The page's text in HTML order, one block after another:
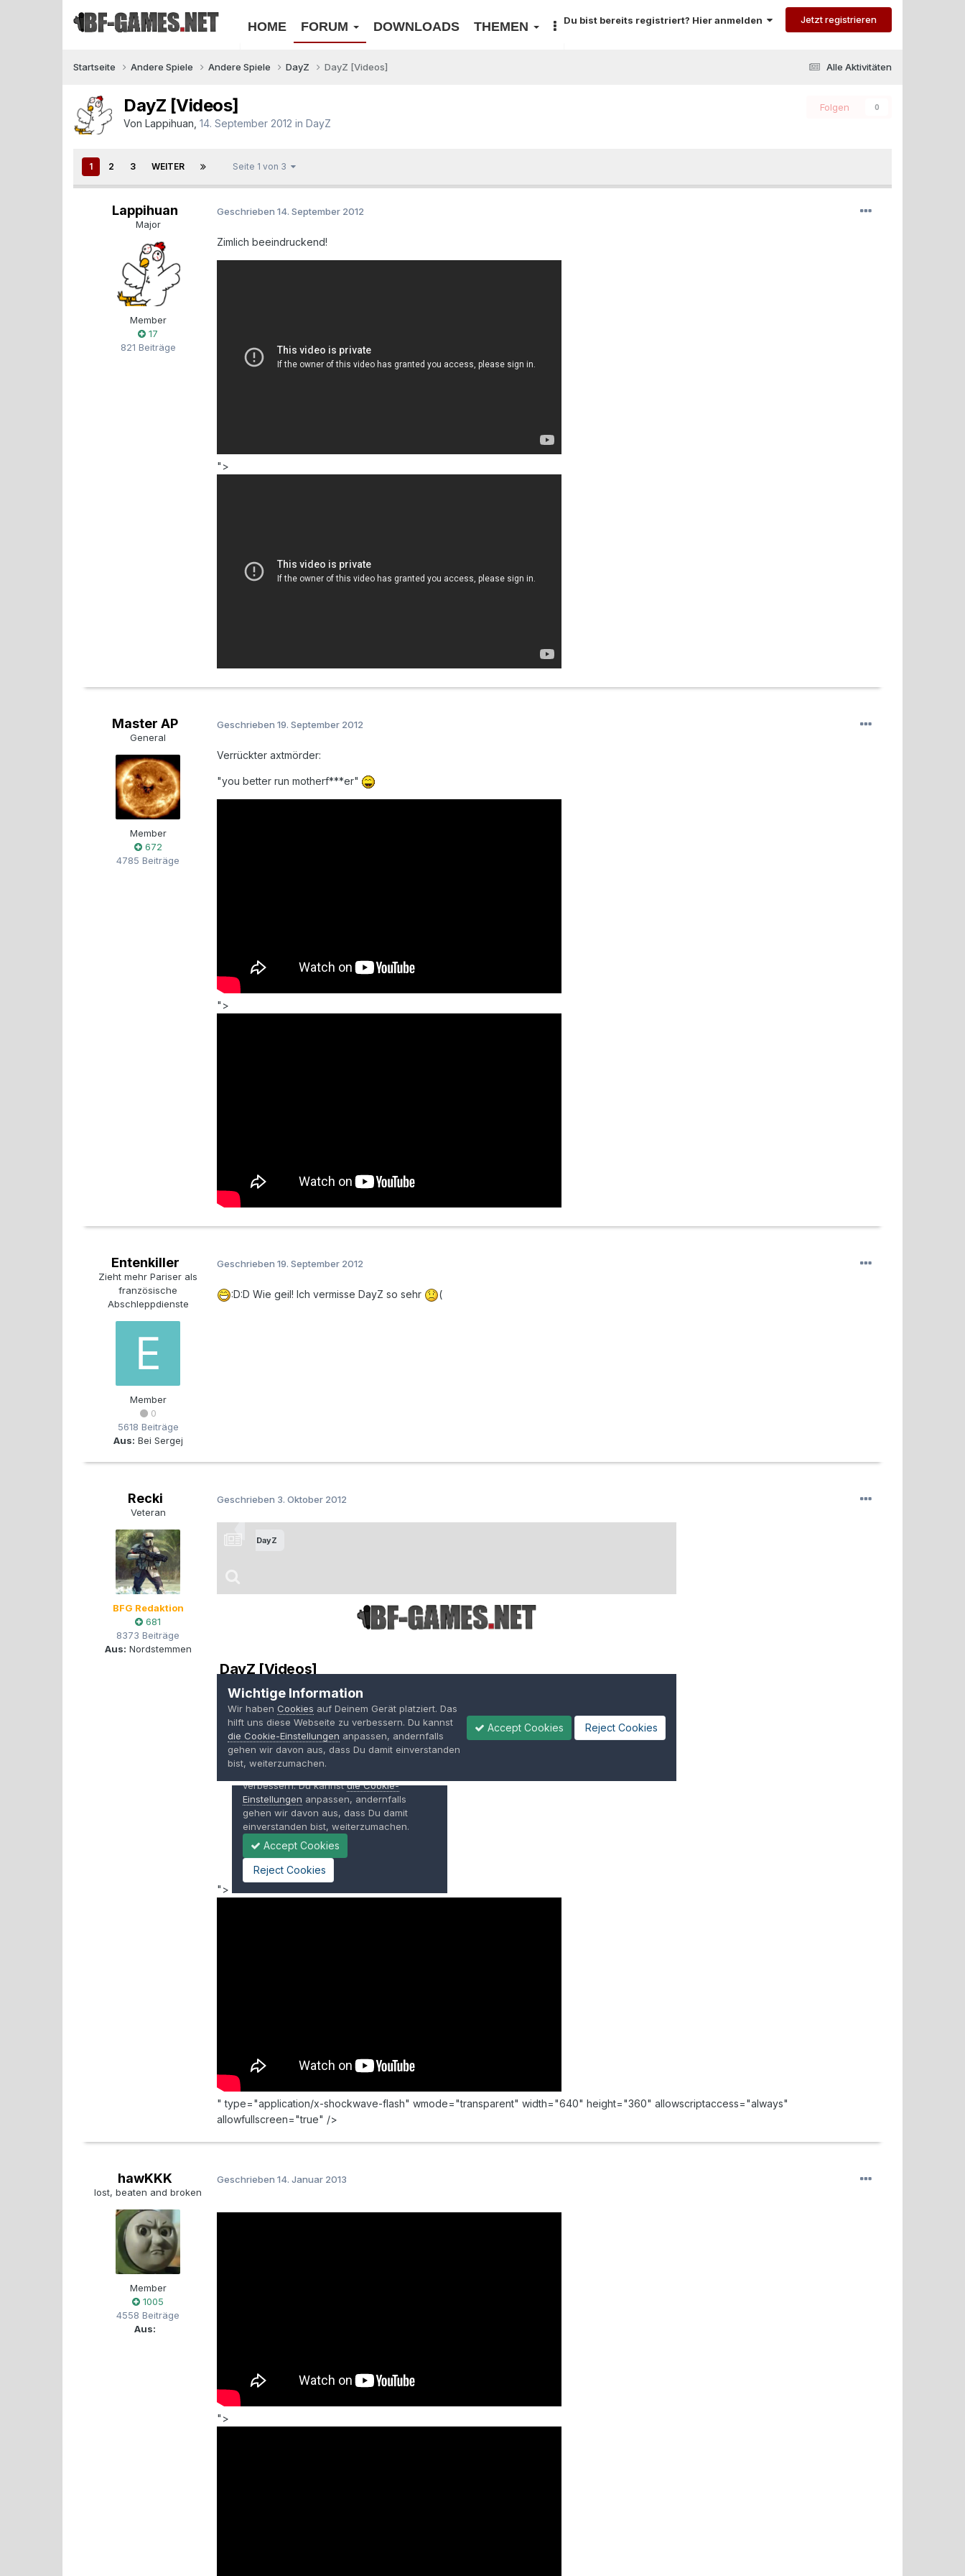
HOME FORUM DOWNLOADS THEMEN Du bist bereits registriert? Hier anmelden Jetzt registrieren
Alle Aktivitäten
Startseite Andere Spiele Andere Spiele DayZ DayZ [Videos]
Folgen 0
DayZ [Videos]
Von Lappihuan 14. September 2012 in DayZ
1 2 3 WEITER Seite 1 von 3
Lappihuan
Major
Member
17
821 Beiträge
Geschrieben 14. September 2012
Zimlich beeindruckend!
">
Master AP
General
Member
672
4785 Beiträge
Geschrieben 19. September 2012
Verrückter axtmörder:
"you better run motherf***er"
">
Entenkiller
Zieht mehr Pariser als
französische
Abschleppdienste
Member
0
5618 Beiträge
Aus: Bei Sergej
Geschrieben 19. September 2012
:D:D Wie geil! Ich vermisse DayZ so sehr (
Recki
Veteran
BFG Redaktion
681
8373 Beiträge
Aus: Nordstemmen
Geschrieben 3. Oktober 2012
">
" type="application/x-shockwave-flash" wmode="transparent" width="640" height="360" allowscriptaccess="always"
allowfullscreen="true" />
hawKKK
lost, beaten and broken
Member
1005
4558 Beiträge
Aus:
Geschrieben 14. Januar 2013
">